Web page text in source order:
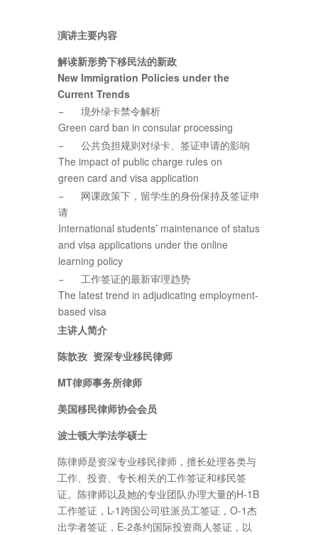
演讲主要内容
解读新形势下移民法的新政
New Immigration Policies under the
Current Trends
− 境外绿卡禁令解析
Green card ban in consular processing
− 公共负担规则对绿卡、签证申请的影响
The impact of public charge rules on
green card and visa application
− 网课政策下，留学生的身份保持及签证申
请
International students’ maintenance of status
and visa applications under the online
learning policy
− 工作签证的最新审理趋势
The latest trend in adjudicating employment-
based visa
主讲人简介
陈歆孜 资深专业移民律师
MT律师事务所律师
美国移民律师协会会员
波士顿大学法学硕士
陈律师是资深专业移民律师，擅长处理各类与
工作、投资、专长相关的工作签证和移民签
证。陈律师以及她的专业团队办理大量的H-1B
工作签证，L-1跨国公司驻派员工签证，O-1杰
出学者签证，E-2条约国际投资商人签证，以